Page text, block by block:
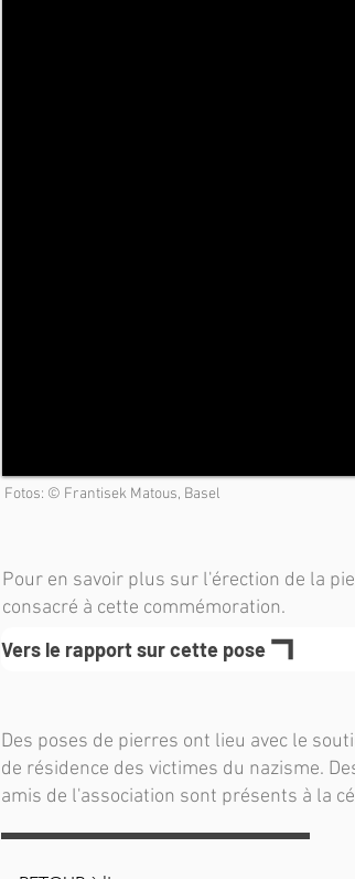
Fotos: © Frantisek Matous, Basel
Pour en savoir plus sur l'érection de la
consacré à cette commémoration.
Vers le rapport sur cette pose
Des poses de pierres ont lieu avec le
de résidence des victimes du nazisme.
amis de l'association sont présents à la